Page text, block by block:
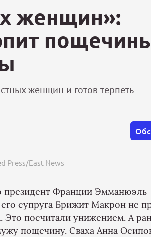
женщин»:
женщин и готов терпеть
Press/East News
президент Франции Эмманюэль
супруга Брижит Макрон не
Это посчитали унижением. А
пощечину. Сваха Анна